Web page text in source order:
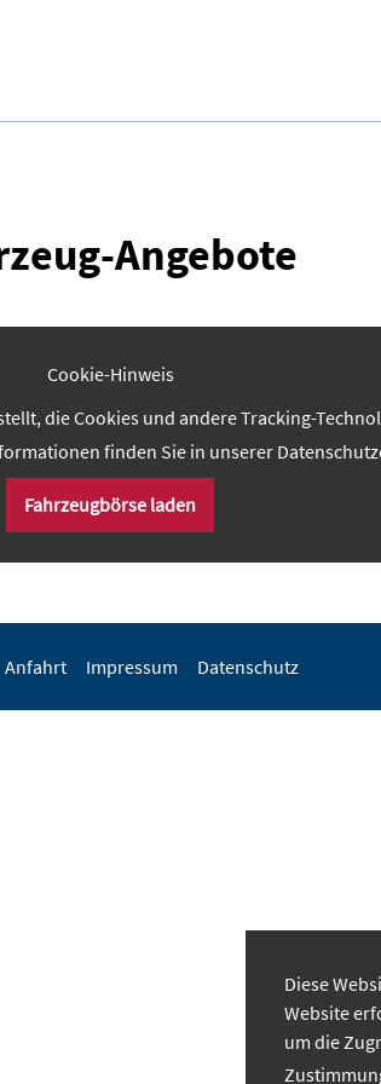
Diese
Website
um die
Angebote
Cookie-Hinweis
die Cookies und andere Tracking-
finden Sie in unserer
Fahrzeugbörse laden
Anfahrt Impressum Datenschutz